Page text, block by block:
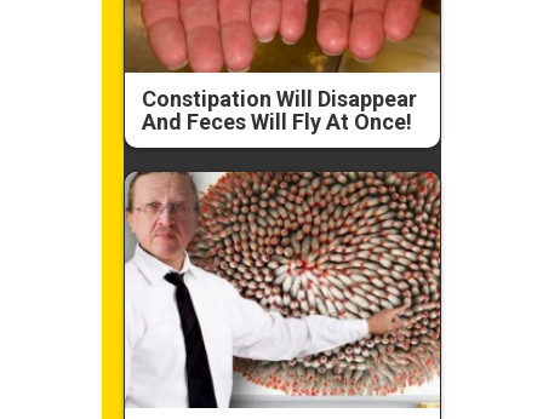
Constipation Will Disappear
And Feces Will Fly At Once!